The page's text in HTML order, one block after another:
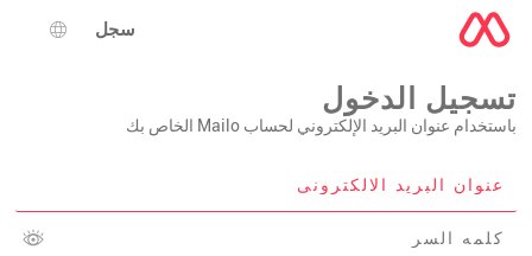
سجل
اختيار
تسجيل الدخول
باستخدام عنوان البريد الإلكتروني لحساب Mailo الخاص بك